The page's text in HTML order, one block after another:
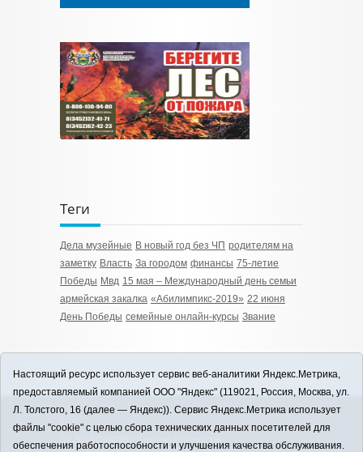
Теги
Дела музейные В новый год без ЧП родителям на
заметку Власть За городом финансы 75-летие
Победы Мвд 15 мая – Международный день семьи
армейская закалка «Абилимпикс-2019» 22 июня
День Победы семейные онлайн-курсы Звание
12+
ЗАВОДОУКОВСК online / Новости
Настоящий ресурс использует сервис веб-аналитики Яндекс.Метрика,
предоставляемый компанией ООО "Яндекс" (119021, Россия, Москва, ул.
Л. Толстого, 16 (далее — Яндекс)). Сервис Яндекс.Метрика использует
файлы "cookie" с целью сбора технических данных посетителей для
обеспечения работоспособности и улучшения качества обслуживания.